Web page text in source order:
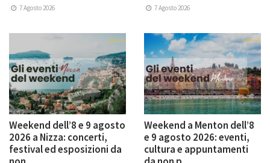
7 Agosto 2026 7 Agosto 2026
Weekend dell’8 e 9 agosto
2026 a Nizza: concerti,
festival ed esposizioni da
Weekend a Menton dell’8
e 9 agosto 2026: eventi,
cultura e appuntamenti